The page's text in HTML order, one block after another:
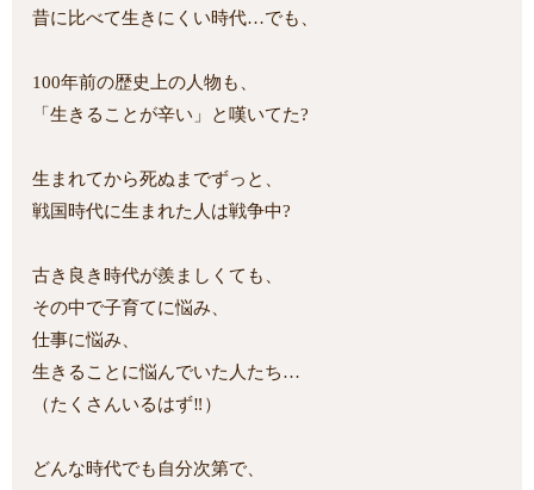
昔に比べて生きにくい時代…でも、
100年前の歴史上の人物も、
「生きることが辛い」と嘆いてた?
生まれてから死ぬまでずっと、
戦国時代に生まれた人は戦争中?
古き良き時代が羨ましくても、
その中で子育てに悩み、
仕事に悩み、
生きることに悩んでいた人たち…
（たくさんいるはず‼）
どんな時代でも自分次第で、